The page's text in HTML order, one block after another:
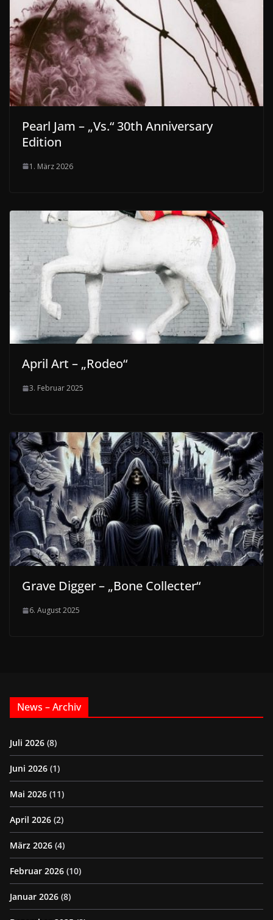
Pearl Jam – „Vs.“ 30th Anniversary
Edition
1. März 2026
April Art – „Rodeo“
3. Februar 2025
Grave Digger – „Bone Collecter“
6. August 2025
News – Archiv
Juli 2026 (8)
Juni 2026 (1)
Mai 2026 (11)
April 2026 (2)
März 2026 (4)
Februar 2026 (10)
Januar 2026 (8)